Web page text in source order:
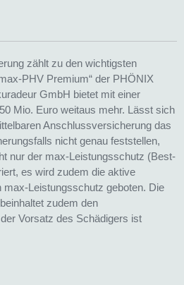
zählt zu den wichtigsten
PHV Premium“ der PHÖNIX
GmbH bietet mit einer
Mio. Euro weitaus mehr. Lässt sich
Anschlussversicherung das
nicht genau feststellen,
nur der max-Leistungsschutz (Best-
es wird zudem die aktive
max-Leistungsschutz geboten. Die
zudem den
Vorsatz des Schädigers ist